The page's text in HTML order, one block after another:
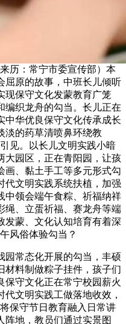
历：常宁市委宣传部）本
屈原的故事，中班长儿倾听
现保守文化发蒙教育广笼
编织龙舟的勾当。长儿正在
中华优良保守文化传承成长
淡的药草清喷鼻环绕教
见。以长儿文明实践小暗
大园区，正在青阳园，让孩
画、黏土手工等多元形式勾
代文明实践系统扶植，加强
中领会端午食粽、祈福纳祥
绳、立蛋祈福、赛龙舟等端
发蒙、文化认知培育有着深
风俗体验勾当？
常态化开展的勾当，丰硕
材料制做粽子挂件，孩子们
保守文化正在常宁校园薪火
文明实践工做落地收效，
保守节日教育融入日常讲
阵地，教员们通过实景图